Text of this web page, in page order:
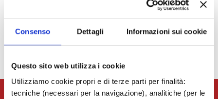
Consenso Dettagli Informazioni sui cookie
Questo sito web utilizza i cookie
Utilizziamo cookie propri e di terze parti per finalità:
tecniche (necessari per la navigazione), analitiche (per le